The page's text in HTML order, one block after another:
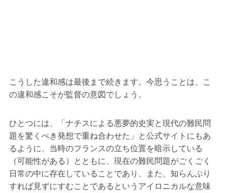
こうした違和感は最後まで続きます。今思うことは、こ
の違和感こそが監督の意図でしょう。
ひとつには、「ナチスによる悪夢的史実と現代の難民問
題を驚くべき発想で重ね合わせた」と公式サイトにもあ
るように、当時のフランスの立ち位置を暗示している
（可能性がある）とともに、現在の難民問題がごくごく
日常の中に存在していることであり、また、知らんぷり
すれば見ずにすむことであるというアイロニカルな意味